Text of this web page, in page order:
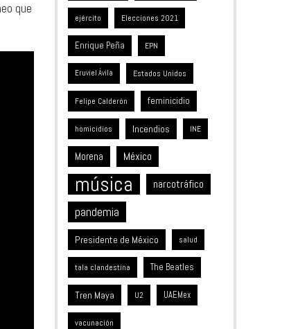
que
ejército Elecciones 2021
Enrique Peña EPN
Eruviel Ávila Estados Unidos
Felipe Calderón feminicidio
homicidios Incendios INE
Morena México
música narcotráfico
pandemia
Presidente de México salud
tala clandestina The Beatles
Tren Maya U2 UAEMex
vacunación